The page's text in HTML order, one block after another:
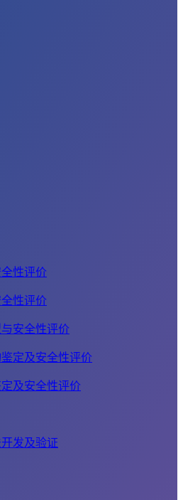
性评价
性评价
安全性评价
定及安全性评价
及安全性评价
发及验证